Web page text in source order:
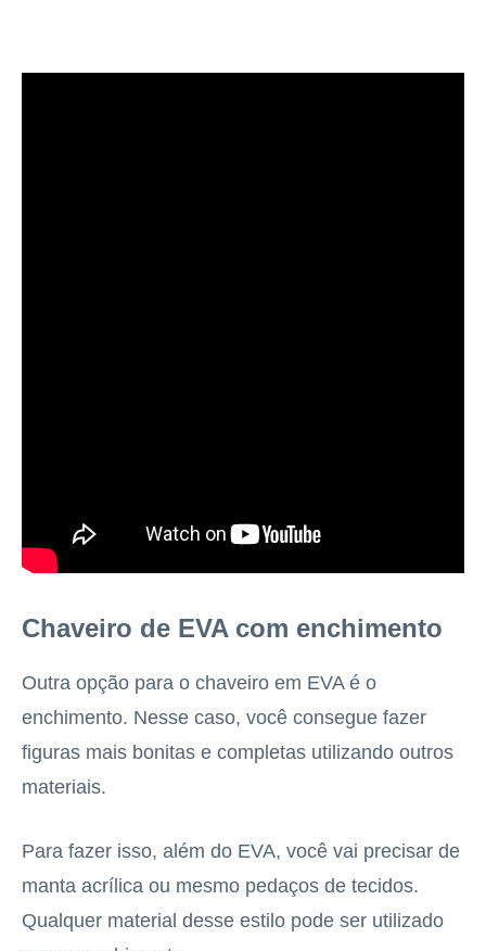
Chaveiro de EVA com enchimento
Outra opção para o chaveiro em EVA é o
enchimento. Nesse caso, você consegue fazer
figuras mais bonitas e completas utilizando outros
materiais.
Para fazer isso, além do EVA, você vai precisar de
manta acrílica ou mesmo pedaços de tecidos.
Qualquer material desse estilo pode ser utilizado